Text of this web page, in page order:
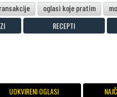
oglasi koje pratim
RECEPTI
UOKVIRENI OGLASI